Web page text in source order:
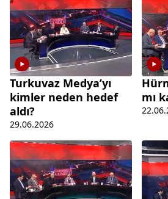
Turkuvaz Medya’yı
kimler neden hedef
aldı?
29.06.2026
mı